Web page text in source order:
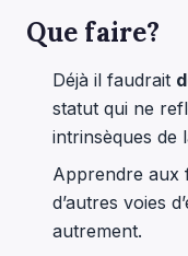
Que faire?
Déjà il faudrait
statut qui ne
intrinsèques de
Apprendre aux
d’autres voies
autrement.